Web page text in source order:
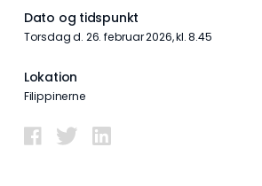
Dato og tidspunkt
torsdag d. 26. februar 2026, kl. 8.45
Lokation
Filippinerne